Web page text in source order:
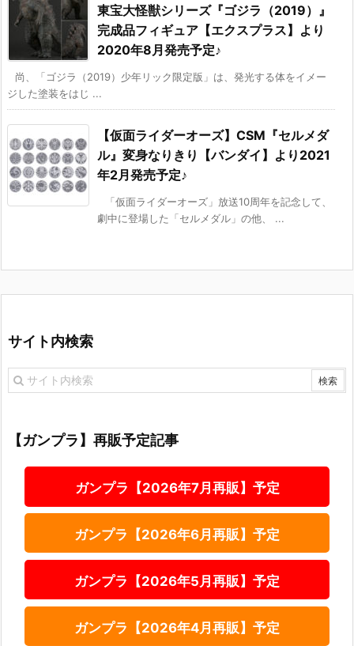
東宝大怪獣シリーズ『ゴジラ（2019）』
完成品フィギュア【エクスプラス】より
2020年8月発売予定♪
尚、「ゴジラ（2019）少年リック限定版」は、発光する体をイメー
ジした塗装をはじ ...
【仮面ライダーオーズ】CSM『セルメダ
ル』変身なりきり【バンダイ】より2021
年2月発売予定♪
「仮面ライダーオーズ」放送10周年を記念して、
劇中に登場した「セルメダル」の他、 ...
サイト内検索
【ガンプラ】再販予定記事
ガンプラ【2026年7月再販】予定
ガンプラ【2026年6月再販】予定
ガンプラ【2026年5月再販】予定
ガンプラ【2026年4月再販】予定